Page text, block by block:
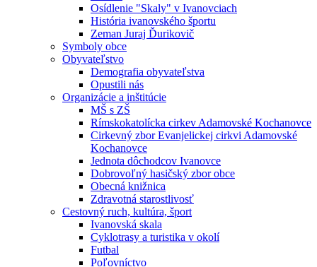
Osídlenie "Skaly" v Ivanovciach
História ivanovského športu
Zeman Juraj Ďurikovič
Symboly obce
Obyvateľstvo
Demografia obyvateľstva
Opustili nás
Organizácie a inštitúcie
MŠ s ZŠ
Rímskokatolícka cirkev Adamovské Kochanovce
Cirkevný zbor Evanjelickej cirkvi Adamovské
Kochanovce
Jednota dôchodcov Ivanovce
Dobrovoľný hasičský zbor obce
Obecná knižnica
Zdravotná starostlivosť
Cestovný ruch, kultúra, šport
Ivanovská skala
Cyklotrasy a turistika v okolí
Futbal
Poľovníctvo